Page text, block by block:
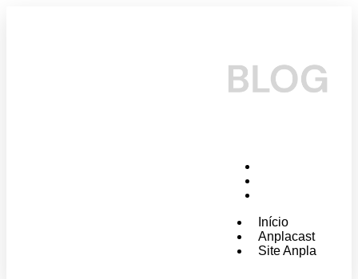
Início
Anplacast
Site Anpla